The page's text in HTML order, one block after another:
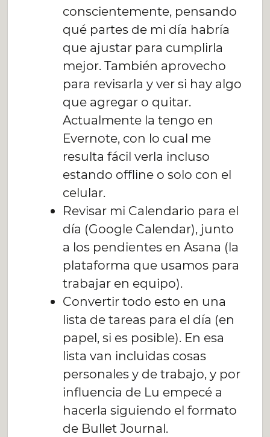
conscientemente, pensando
qué partes de mi día habría
que ajustar para cumplirla
mejor. También aprovecho
para revisarla y ver si hay algo
que agregar o quitar.
Actualmente la tengo en
Evernote, con lo cual me
resulta fácil verla incluso
estando offline o solo con el
celular.
Revisar mi Calendario para el
día (Google Calendar), junto
a los pendientes en Asana (la
plataforma que usamos para
trabajar en equipo).
Convertir todo esto en una
lista de tareas para el día (en
papel, si es posible). En esa
lista van incluidas cosas
personales y de trabajo, y por
influencia de Lu empecé a
hacerla siguiendo el formato
de Bullet Journal.